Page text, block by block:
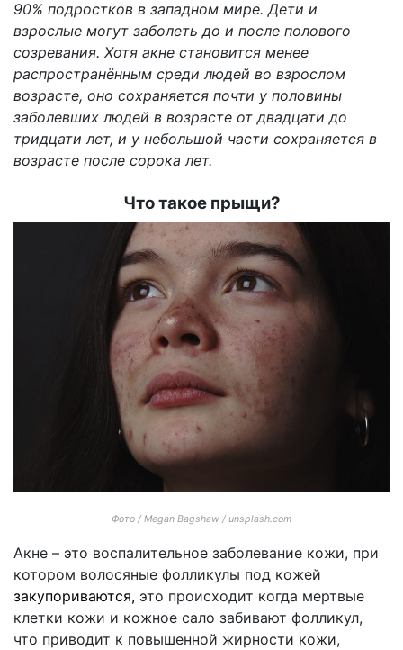
90% подростков в западном мире. Дети и
взрослые могут заболеть до и после полового
созревания. Хотя акне становится менее
распространённым среди людей во взрослом
возрасте, оно сохраняется почти у половины
заболевших людей в возрасте от двадцати до
тридцати лет, и у небольшой части сохраняется в
возрасте после сорока лет.
Что такое прыщи?
Фото / Megan Bagshaw / unsplash.com
Акне – это воспалительное заболевание кожи, при
котором волосяные фолликулы под кожей
закупориваются, это происходит когда мертвые
клетки кожи и кожное сало забивают фолликул,
что приводит к повышенной жирности кожи,